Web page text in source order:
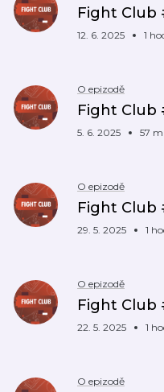
Fight Club
12. 6. 2025 1
O epizodě
Fight Club
5. 6. 2025 57
O epizodě
Fight Club
29. 5. 2025 1
O epizodě
Fight Club
22. 5. 2025 1
O epizodě